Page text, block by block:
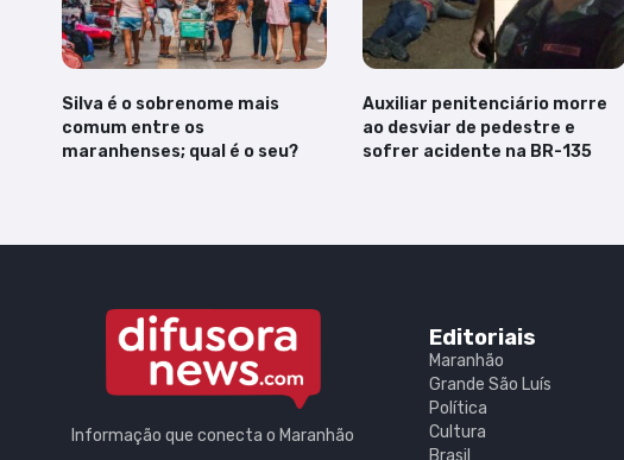
Silva é o sobrenome mais
comum entre os
maranhenses; qual é o seu?
Auxiliar penitenciário morre
ao desviar de pedestre e
sofrer acidente na BR-135
Informação que conecta o Maranhão
Editoriais
Maranhão
Grande São Luís
Política
Cultura